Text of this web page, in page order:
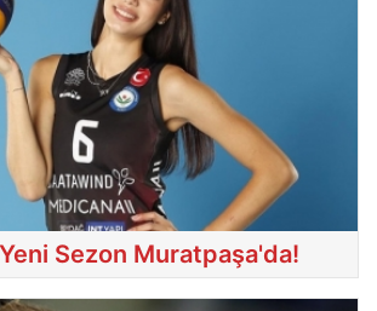
Sezon Muratpaşa'da!